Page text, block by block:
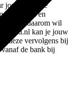
jouw perfecte
een goede en
en daarom wil
kan je jouw
deze vervolgens bij
de bank bij